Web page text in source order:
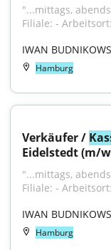
"...mittags,
Filiale: - Arbeitsort:
IWAN
Hamburg
Verkäufer /
Eidelstedt (m/
"...mittags,
Filiale: - Arbeitsort:
IWAN
Hamburg